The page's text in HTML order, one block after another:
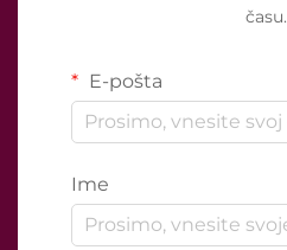
času.
E-pošta
Ime